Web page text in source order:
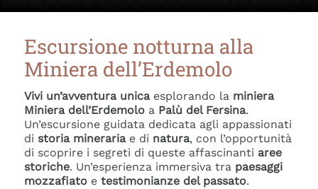
Escursione notturna alla
Miniera dell’Erdemolo
Vivi un’avventura unicaesplorando la miniera
Miniera dell’Erdemoloa Palù del Fersina.
Un’escursione guidata dedicata agli appassionati
di storia minerariae di natura, con l’opportunità
di scoprire i segreti di queste affascinanti aree
storiche. Un’esperienza immersiva tra paesaggi
mozzafiatoe testimonianze del passato.